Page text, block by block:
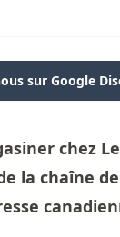
sur Google
chez
la chaîne